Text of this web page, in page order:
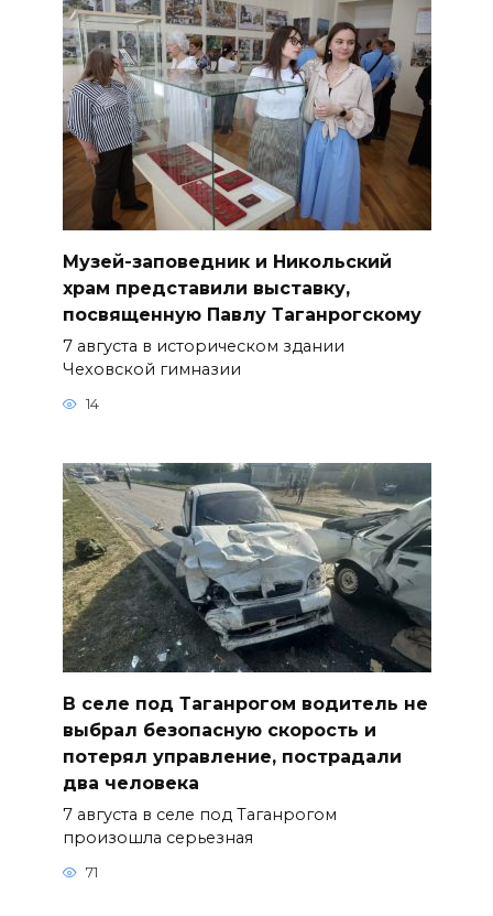
Музей-заповедник и Никольский
храм представили выставку,
посвященную Павлу Таганрогскому
7 августа в историческом здании
Чеховской гимназии
14
В селе под Таганрогом водитель не
выбрал безопасную скорость и
потерял управление, пострадали
два человека
7 августа в селе под Таганрогом
произошла серьезная
71